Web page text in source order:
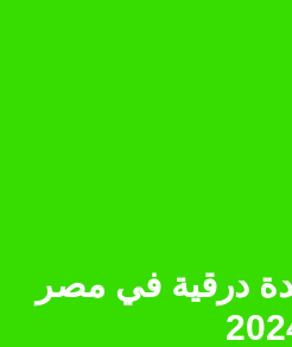
درقية في مصر